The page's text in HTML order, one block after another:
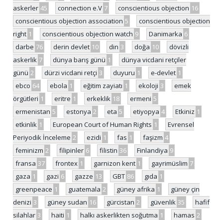
askerler 45 connection e.V 7 conscientious objection 16
conscientious objection association 5
conscientious objection
right 1 conscientious objection watch 9 Danimarka 6
darbe 76 derin devlet 10 din 3 doğa 10
dövizli
askerlik 7 dünya barış günü 1
dünya vicdani retçiler
günü 2 dürzi vicdani retçi 3 duyuru 1 e-devlet 1
ebco 64 ebola 1 eğitim zayiatı 1 ekoloji 3
emek
örgütleri 1 eritre 1 erkeklik 18 ermeni 5
ermenistan 5 estonya 2 eta 5 etiyopya 4 Etkiniz 1
etkinlik 1 European Court of Human Rights 1
Evrensel
Periyodik İnceleme 2 ezidi 1 fas 1 faşizm 4
feminizm 2 filipinler 6 filistin 36 Finlandiya 9
fransa 37 frontex 1 garnizon kent 1 gayrimüslim 7
gaza 1 gazi 6 gazze 13 GBT 86 gıda 1
greenpeace 1 guatemala 2 güney afrika 1
güney çin
denizi 3 güney sudan 16 gürcistan 2 güvenlik 35
hafif
silahlar 3 haiti 1 halkı askerlikten soğutma 1 hamas 2